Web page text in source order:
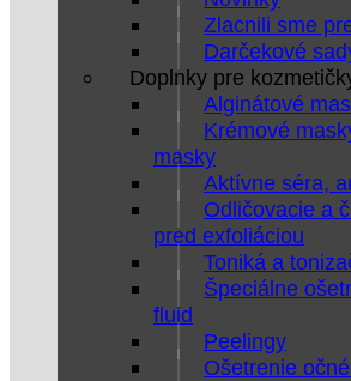
Zlacnili sme
Darčekové
Doplnky pre
Alginátové
Krémové
masky
Aktívne séra,
Odličovacie a
pred exfoliáciou
Toniká a
Špeciálne
fluid
Peelingy
Ošetrenie